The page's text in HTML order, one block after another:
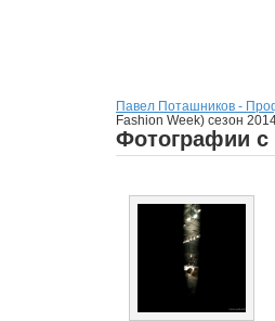
Павел Поташников -
Fashion Week) сезон
Фотографии с